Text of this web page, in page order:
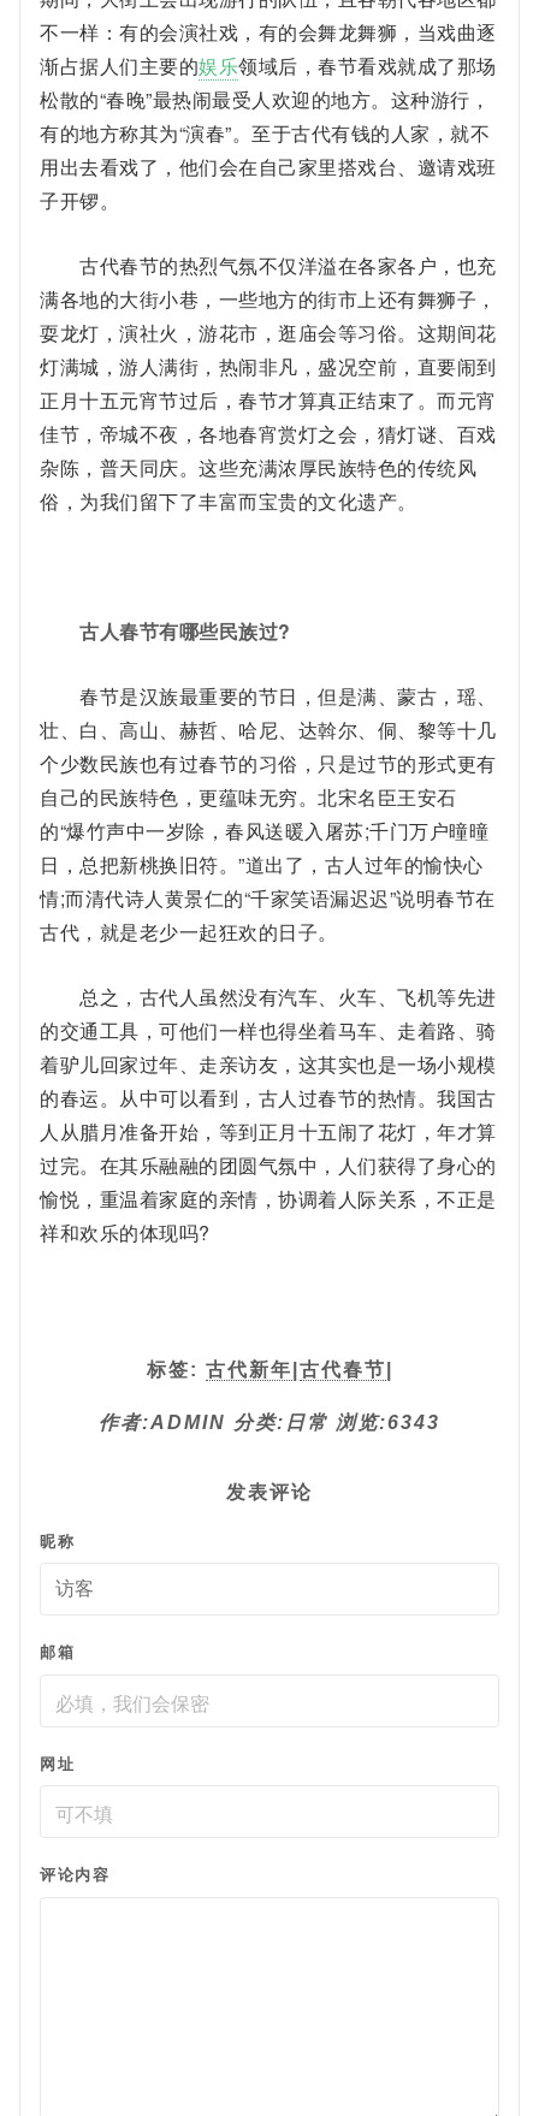
不一样：有的会演社戏，有的会舞龙舞狮，当戏曲逐
渐占据人们主要的娱乐领域后，春节看戏就成了那场
松散的“春晚”最热闹最受人欢迎的地方。这种游行，
有的地方称其为“演春”。至于古代有钱的人家，就不
用出去看戏了，他们会在自己家里搭戏台、邀请戏班
子开锣。
古代春节的热烈气氛不仅洋溢在各家各户，也充
满各地的大街小巷，一些地方的街市上还有舞狮子，
耍龙灯，演社火，游花市，逛庙会等习俗。这期间花
灯满城，游人满街，热闹非凡，盛况空前，直要闹到
正月十五元宵节过后，春节才算真正结束了。而元宵
佳节，帝城不夜，各地春宵赏灯之会，猜灯谜、百戏
杂陈，普天同庆。这些充满浓厚民族特色的传统风
俗，为我们留下了丰富而宝贵的文化遗产。
古人春节有哪些民族过?
春节是汉族最重要的节日，但是满、蒙古，瑶、
壮、白、高山、赫哲、哈尼、达斡尔、侗、黎等十几
个少数民族也有过春节的习俗，只是过节的形式更有
自己的民族特色，更蕴味无穷。北宋名臣王安石
的“爆竹声中一岁除，春风送暖入屠苏;千门万户曈曈
日，总把新桃换旧符。”道出了，古人过年的愉快心
情;而清代诗人黄景仁的“千家笑语漏迟迟”说明春节在
古代，就是老少一起狂欢的日子。
总之，古代人虽然没有汽车、火车、飞机等先进
的交通工具，可他们一样也得坐着马车、走着路、骑
着驴儿回家过年、走亲访友，这其实也是一场小规模
的春运。从中可以看到，古人过春节的热情。我国古
人从腊月准备开始，等到正月十五闹了花灯，年才算
过完。在其乐融融的团圆气氛中，人们获得了身心的
愉悦，重温着家庭的亲情，协调着人际关系，不正是
祥和欢乐的体现吗?
标签: 古代新年 古代春节
作者:ADMIN 分类:日常 浏览:6343
发表评论
昵称
邮箱
网址
评论内容